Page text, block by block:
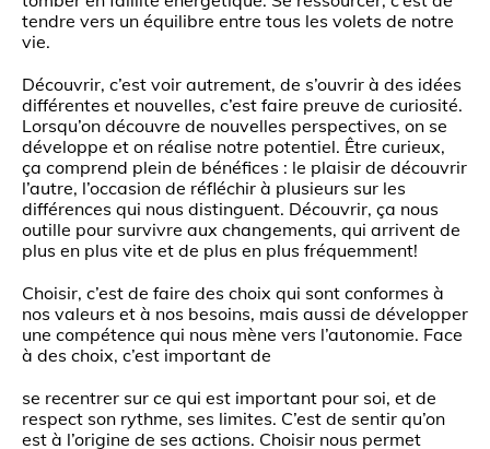
tendre vers un équilibre entre tous les volets de notre
vie.
Découvrir, c’est voir autrement, de s’ouvrir à des idées
différentes et nouvelles, c’est faire preuve de curiosité.
Lorsqu’on découvre de nouvelles perspectives, on se
développe et on réalise notre potentiel. Être curieux,
ça comprend plein de bénéfices : le plaisir de découvrir
l’autre, l’occasion de réfléchir à plusieurs sur les
différences qui nous distinguent. Découvrir, ça nous
outille pour survivre aux changements, qui arrivent de
plus en plus vite et de plus en plus fréquemment!
Choisir, c’est de faire des choix qui sont conformes à
nos valeurs et à nos besoins, mais aussi de développer
une compétence qui nous mène vers l’autonomie. Face
à des choix, c’est important de
se recentrer sur ce qui est important pour soi, et de
respect son rythme, ses limites. C’est de sentir qu’on
est à l’origine de ses actions. Choisir nous permet